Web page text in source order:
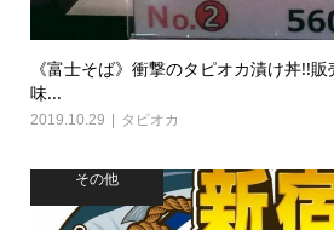
《富士そば》衝撃のタピオカ漬け丼!!
味...
2019.10.29 タピオカ
その他